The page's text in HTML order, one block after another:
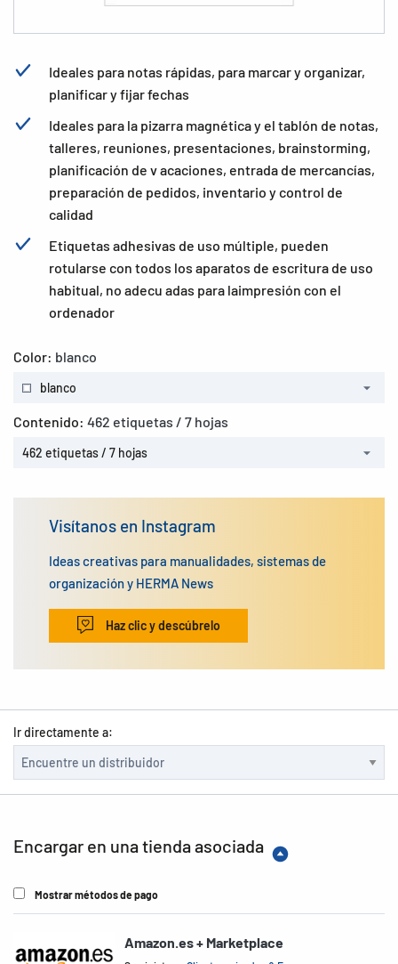
Ideales para notas rápidas, para marcar y organizar,
planificar y fijar fechas
Ideales para la pizarra magnética y el tablón de notas,
talleres, reuniones, presentaciones, brainstorming,
planificación de v acaciones, entrada de mercancías,
preparación de pedidos, inventario y control de
calidad
Etiquetas adhesivas de uso múltiple, pueden
rotularse con todos los aparatos de escritura de uso
habitual, no adecu adas para laimpresión con el
ordenador
Color: blanco
blanco
Contenido: 462 etiquetas / 7 hojas
462 etiquetas / 7 hojas
Visítanos en Instagram
Ideas creativas para manualidades, sistemas de
organización y HERMA News
Haz clic y descúbrelo
Ir directamente a:
Encargar en una tienda asociada
Mostrar métodos de pago
Amazon.es + Marketplace